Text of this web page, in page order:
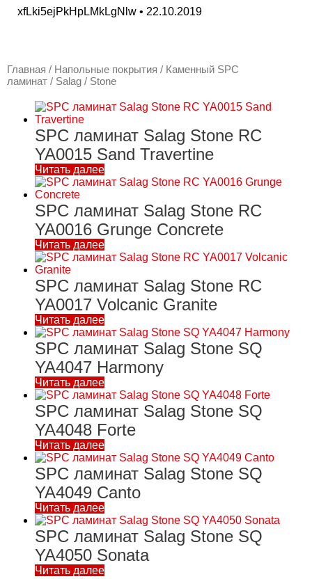
xfLki5ejPkHpLMkLgNlw 22.10.2019
Главная / Напольные покрытия / Каменный SPC
ламинат / Salag / Stone
SPC ламинат Salag Stone RC
YA0015 Sand Travertine
Читать далее
SPC ламинат Salag Stone RC
YA0016 Grunge Concrete
Читать далее
SPC ламинат Salag Stone RC
YA0017 Volcanic Granite
Читать далее
SPC ламинат Salag Stone SQ
YA4047 Harmony
Читать далее
SPC ламинат Salag Stone SQ
YA4048 Forte
Читать далее
SPC ламинат Salag Stone SQ
YA4049 Canto
Читать далее
SPC ламинат Salag Stone SQ
YA4050 Sonata
Читать далее